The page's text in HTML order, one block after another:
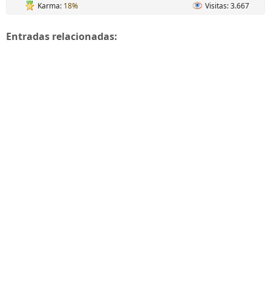
Karma: 18% Visitas: 3.667
Entradas relacionadas: